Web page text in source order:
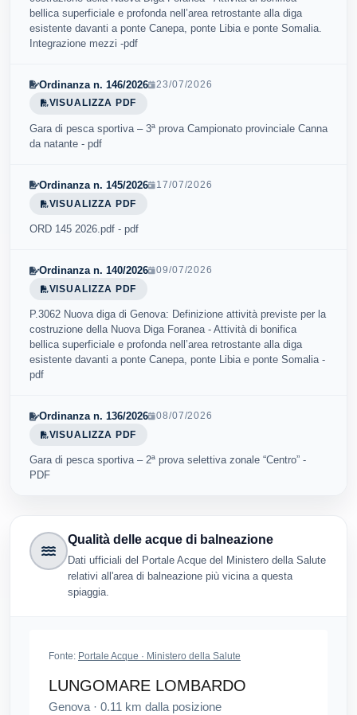
bellica superficiale e profonda nell’area retrostante alla diga
esistente davanti a ponte Canepa, ponte Libia e ponte Somalia.
Integrazione mezzi -pdf
Ordinanza n. 146/2026
23/07/2026
VISUALIZZA PDF
Gara di pesca sportiva – 3ª prova Campionato provinciale Canna
da natante - pdf
Ordinanza n. 145/2026
17/07/2026
VISUALIZZA PDF
ORD 145 2026.pdf - pdf
Ordinanza n. 140/2026
09/07/2026
VISUALIZZA PDF
P.3062 Nuova diga di Genova: Definizione attività previste per la
costruzione della Nuova Diga Foranea - Attività di bonifica
bellica superficiale e profonda nell’area retrostante alla diga
esistente davanti a ponte Canepa, ponte Libia e ponte Somalia -
pdf
Ordinanza n. 136/2026
08/07/2026
VISUALIZZA PDF
Gara di pesca sportiva – 2ª prova selettiva zonale “Centro” -
PDF
Qualità delle acque di balneazione
Dati ufficiali del Portale Acque del Ministero della Salute
relativi all'area di balneazione più vicina a questa
spiaggia.
Fonte: Portale Acque · Ministero della Salute
LUNGOMARE LOMBARDO
Genova · 0.11 km dalla posizione